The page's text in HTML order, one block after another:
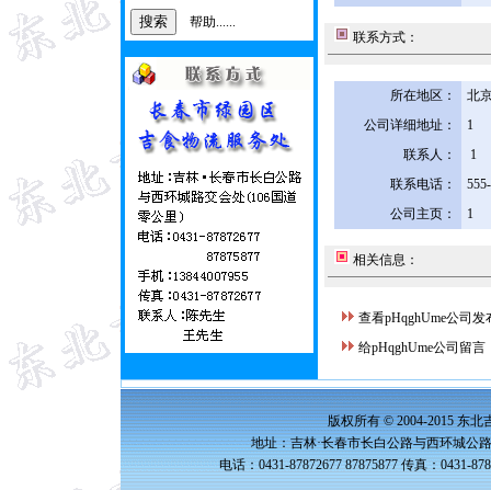
帮助......
联系方式：
所在地区：
北
公司详细地址：
1
联系人：
1
联系电话：
公司主页：
1
相关信息：
查看pHqghUme公司发
给pHqghUme公司留言
版权所有 © 2004-2015 东北
地址：吉林·长春市长白公路与西环城公
电话：0431-87872677 87875877 传真：0431-